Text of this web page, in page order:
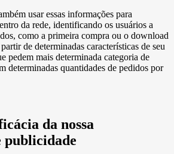
usar essas informações para
da rede, identificando os usuários a
como a primeira compra ou o download
de determinadas características de seu
pedem mais determinada categoria de
determinadas quantidades de pedidos por
da nossa
publicidade